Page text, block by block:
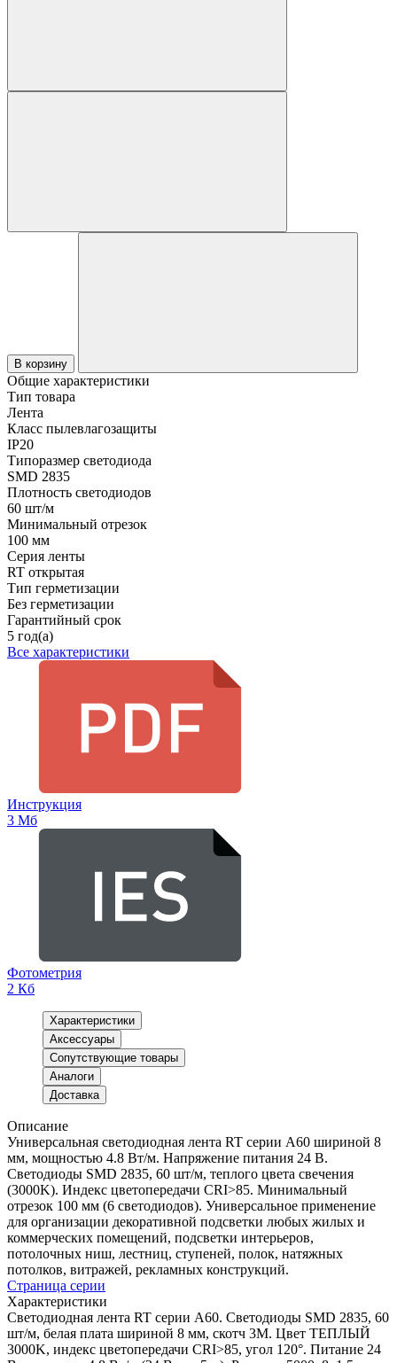
В корзину
Общие характеристики
Тип товара
Лента
Класс пылевлагозащиты
IP20
Типоразмер светодиода
SMD 2835
Плотность светодиодов
60 шт/м
Минимальный отрезок
100 мм
Серия ленты
RT открытая
Тип герметизации
Без герметизации
Гарантийный срок
5 год(а)
Все характеристики
Инструкция
3 Мб
Фотометрия
2 Кб
Характеристики
Аксессуары
Сопутствующие товары
Аналоги
Доставка
Описание
Универсальная светодиодная лента RT серии A60 шириной 8
мм, мощностью 4.8 Вт/м. Напряжение питания 24 В.
Светодиоды SMD 2835, 60 шт/м, теплого цвета свечения
(3000K). Индекс цветопередачи CRI>85. Минимальный
отрезок 100 мм (6 светодиодов). Универсальное применение
для организации декоративной подсветки любых жилых и
коммерческих помещений, подсветки интерьеров,
потолочных ниш, лестниц, ступеней, полок, натяжных
потолков, витражей, рекламных конструкций.
Страница серии
Характеристики
Светодиодная лента RT серии A60. Светодиоды SMD 2835, 60
шт/м, белая плата шириной 8 мм, скотч 3M. Цвет ТЕПЛЫЙ
3000K, индекс цветопередачи CRI>85, угол 120°. Питание 24